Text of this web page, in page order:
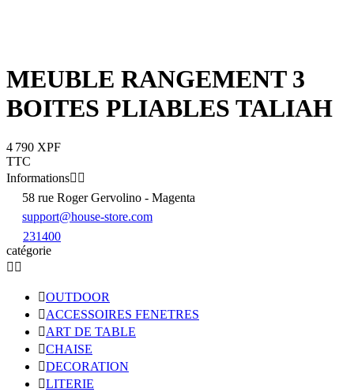
MEUBLE RANGEMENT 3
BOITES PLIABLES TALIAH
4 790 XPF
TTC
Informations 
58 rue Roger Gervolino - Magenta
support@house-store.com
231400
catégorie
 
OUTDOOR
ACCESSOIRES FENETRES
ART DE TABLE
CHAISE
DECORATION
LITERIE